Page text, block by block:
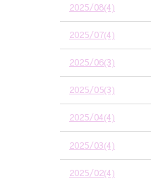
2025/08(4)
2025/07(4)
2025/06(3)
2025/05(3)
2025/04(4)
2025/03(4)
2025/02(4)